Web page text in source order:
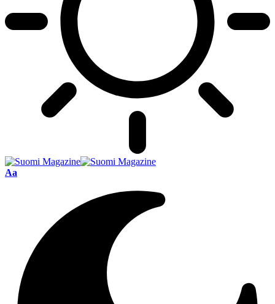
Font
Aa